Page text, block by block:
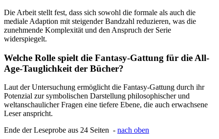
Die Arbeit stellt fest, dass sich sowohl die formale als auch die
mediale Adaption mit steigender Bandzahl reduzieren, was die
zunehmende Komplexität und den Anspruch der Serie
widerspiegelt.
Welche Rolle spielt die Fantasy-Gattung für die All-
Age-Tauglichkeit der Bücher?
Laut der Untersuchung ermöglicht die Fantasy-Gattung durch ihr
Potenzial zur symbolischen Darstellung philosophischer und
weltanschaulicher Fragen eine tiefere Ebene, die auch erwachsene
Leser anspricht.
Ende der Leseprobe aus 24 Seiten - nach oben